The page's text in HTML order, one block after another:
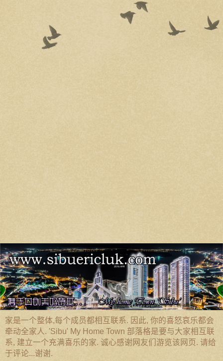
家是一个整体,每个成员都相互联系. 因此, 你的喜怒哀乐都会
牵动全家人. 'Sibu' My Home Town 部落格是要与大家相互联
系, 建立一个充满喜乐的家. 诚心感谢网友们游览该网页. 请给
于评论...谢谢.